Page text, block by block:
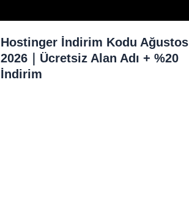
Hostinger İndirim Kodu Ağustos
2026｜Ücretsiz Alan Adı + %20
İndirim